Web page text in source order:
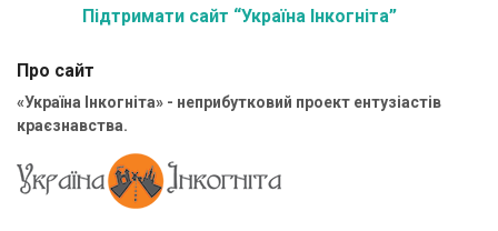
Підтримати сайт “Україна Інкогніта”
Про сайт
«Україна Інкогніта» - неприбутковий проект ентузіастів
краєзнавства.